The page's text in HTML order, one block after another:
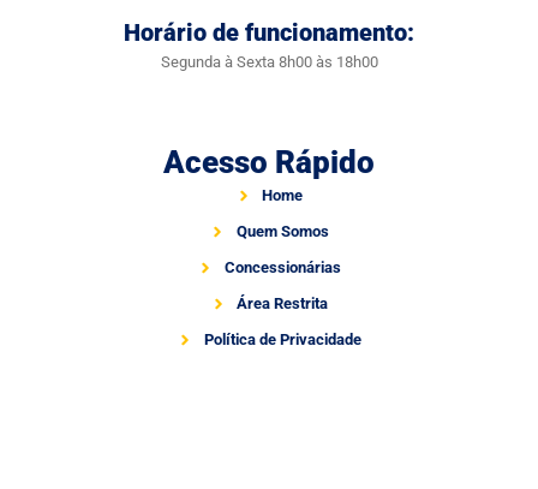
Horário de funcionamento:
Segunda à Sexta 8h00 às 18h00
Acesso Rápido
Home
Quem Somos
Concessionárias
Área Restrita
Política de Privacidade